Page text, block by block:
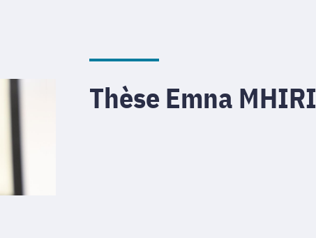
Thèse Emna MHIRI